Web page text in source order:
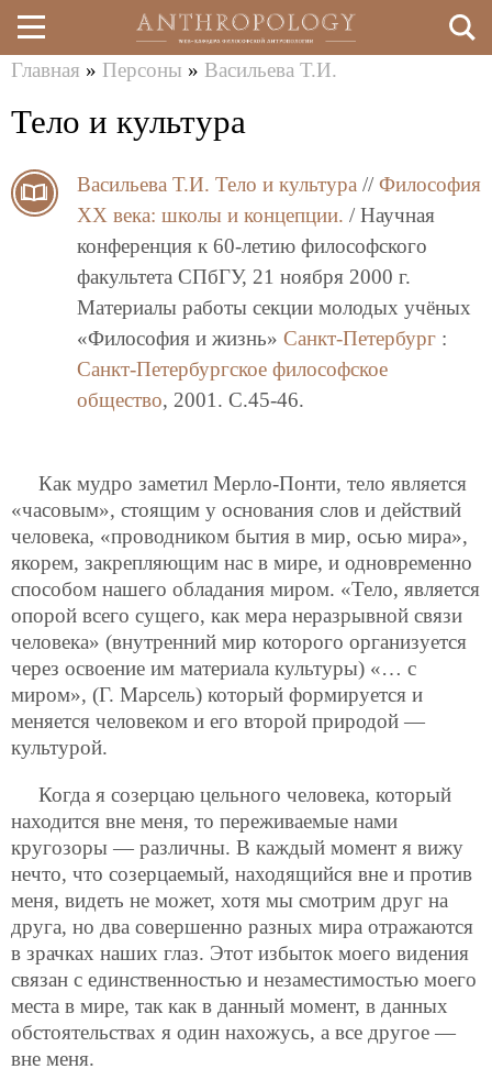
Перейти
к
здесь
Главная » Персоны » Васильева Т.И.
Тело и культура
Васильева Т.И. Тело и культура // Философия
XX века: школы и концепции. / Научная
конференция к 60-летию философского
факультета СПбГУ, 21 ноября 2000 г.
Материалы работы секции молодых учёных
«Философия и жизнь» Санкт-Петербург :
Санкт-Петербургское философское
общество, 2001. C.45-46.
Как мудро заметил Мерло-Понти, тело является
«часовым», стоящим у основания слов и действий
человека, «проводником бытия в мир, осью мира»,
якорем, закрепляющим нас в мире, и одновременно
способом нашего обладания миром. «Тело, является
опорой всего сущего, как мера неразрывной связи
человека» (внутренний мир которого организуется
через освоение им материала культуры) «… с
миром», (Г. Марсель) который формируется и
меняется человеком и его второй природой —
культурой.
Когда я созерцаю цельного человека, который
находится вне меня, то переживаемые нами
кругозоры — различны. В каждый момент я вижу
нечто, что созерцаемый, находящийся вне и против
меня, видеть не может, хотя мы смотрим друг на
друга, но два совершенно разных мира отражаются
в зрачках наших глаз. Этот избыток моего видения
связан с единственностью и незаместимостью моего
места в мире, так как в данный момент, в данных
обстоятельствах я один нахожусь, а все другое —
вне меня.